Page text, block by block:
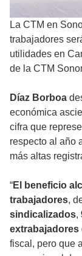
La CTM en
trabajadores
utilidades en
de la CTM
Díaz Borboa
económica
cifra que
respecto al año
más altas
“El beneficio
trabajadores,
sindicalizados,
extrabajadores
fiscal, pero que